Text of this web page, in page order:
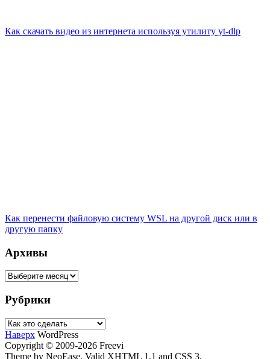
Как скачать видео из интернета используя утилиту yt-dlp
Как перенести файловую систему WSL на другой диск или в
другую папку
Архивы
Архивы
Рубрики
Рубрики
Наверх WordPress
Copyright © 2009-2026 Freevi
Theme by NeoEase. Valid XHTML 1.1 and CSS 3.